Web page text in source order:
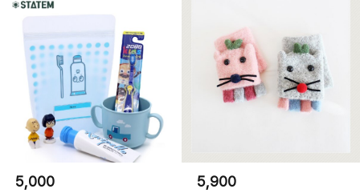
5,000 5,900